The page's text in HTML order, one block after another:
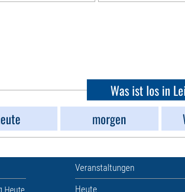
Was ist los in
morgen
Heute
Veranstaltungen
Heute